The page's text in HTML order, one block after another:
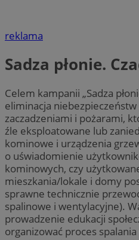
reklama
Sadza płonie.
Celem kampanii „Sadza
eliminacja
zaczadzeniami i pożarami,
źle eksploatowane lub
kominowe i urządzenia
o uświadomienie
kominowych, czy
mieszkania/lokale i domy
sprawne technicznie
spalinowe i wentylacyjne).
prowadzenie edukacji
organizować proces